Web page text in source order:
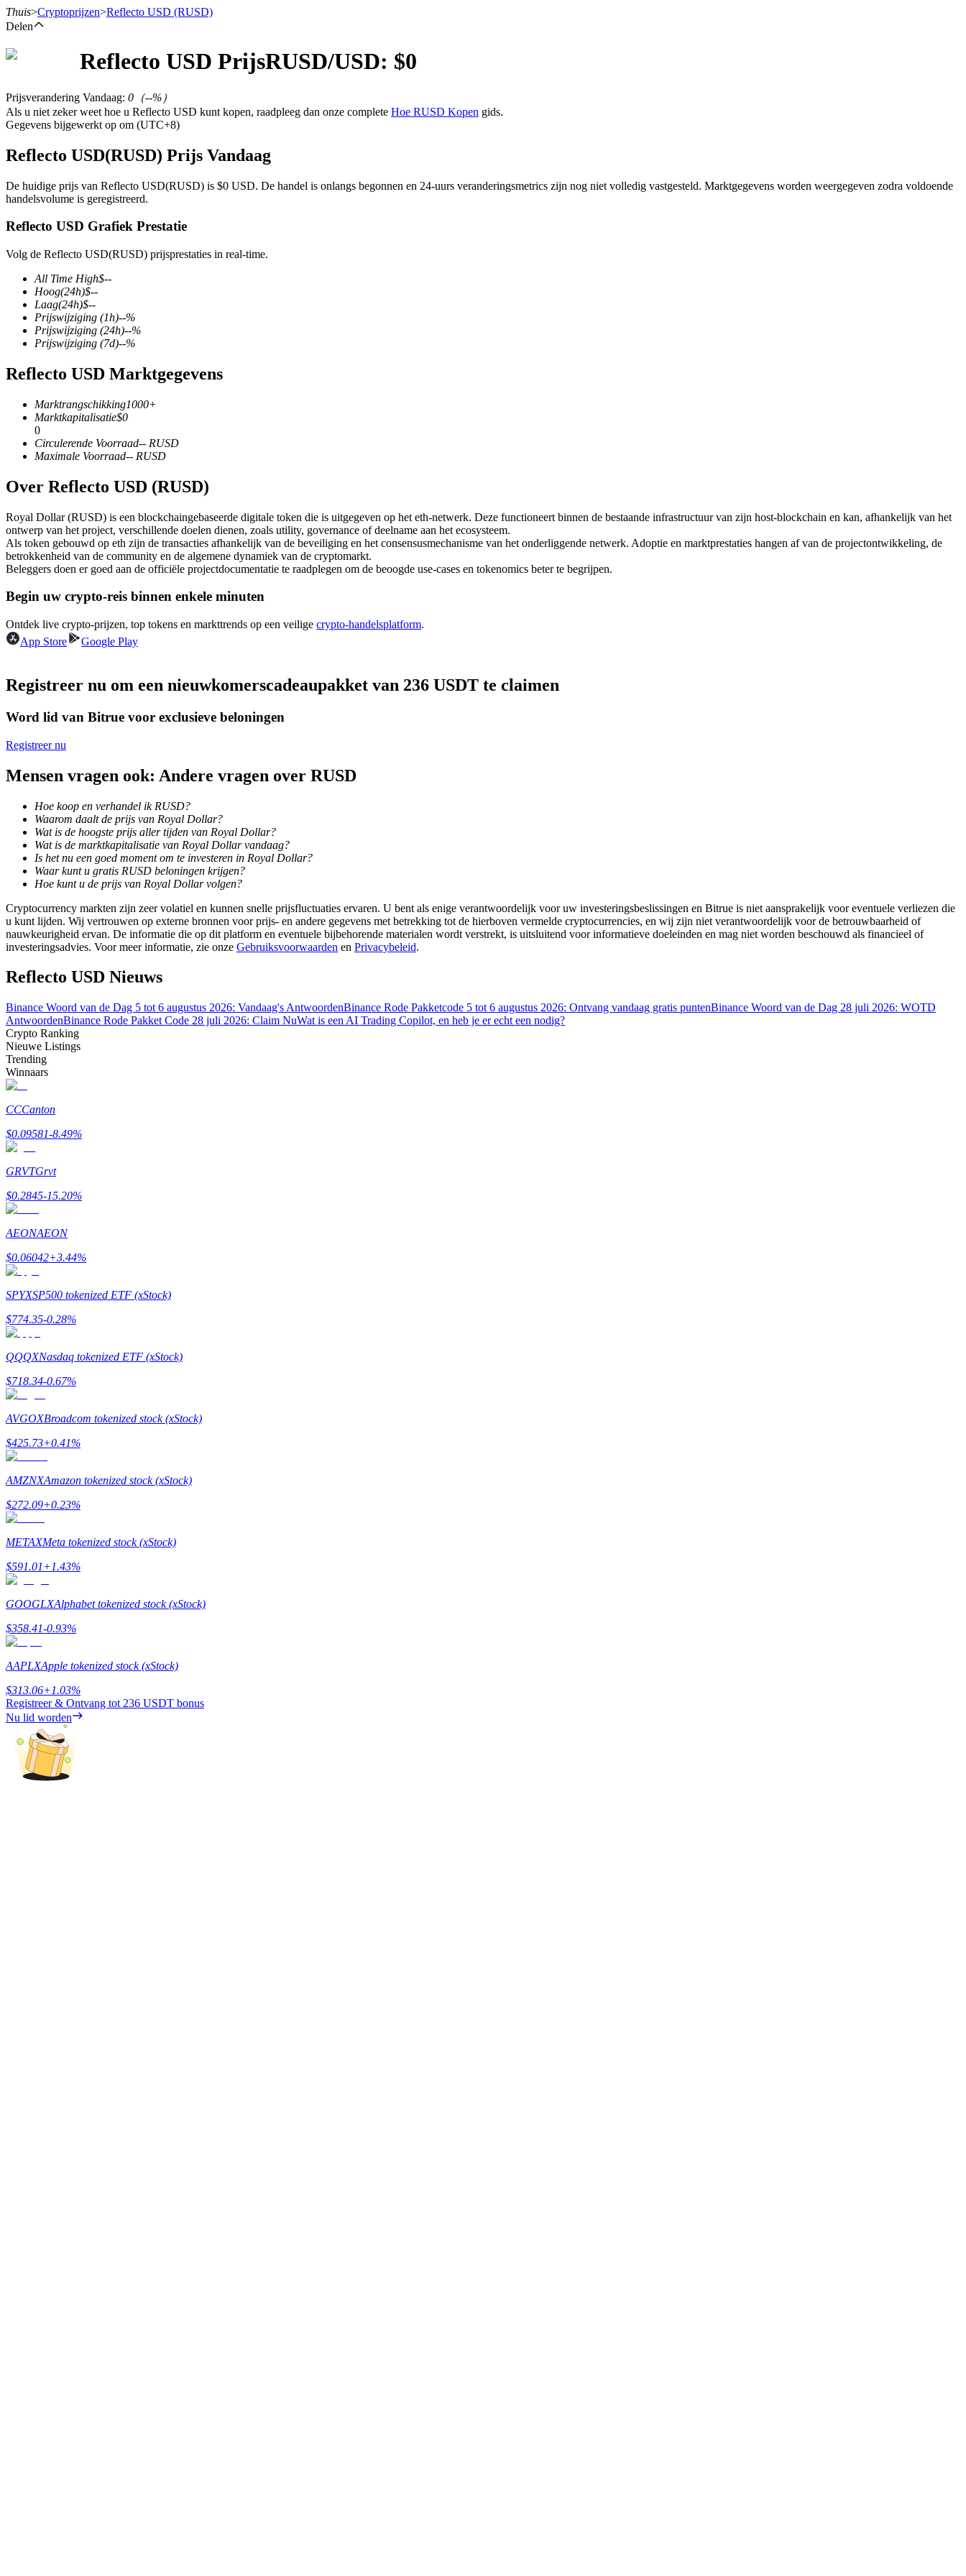
Termijncontracten
Cryptocurrency-futures
TradFi
Derivaten voor aandelen, forex, edelmetalen en grondstoffen
USDC-futures
Kopiëren Handel
Sluit je aan bij top traders
Word een Copy Trader
Geniet van winstdeling en copy trading commissies
Big data-analyse inclusief handelsinformatie, enz.
Gids
Verdienen
Thuis>Cryptoprijzen>Reflecto USD (RUSD)
Delen
Reflecto USD PrijsRUSD/USD: $0
Prijsverandering Vandaag: 0 （--%）
Als u niet zeker weet hoe u Reflecto USD kunt kopen, raadpleeg dan onze complete Hoe RUSD Kopen gids.
Gegevens bijgewerkt op om (UTC+8)
Reflecto USD(RUSD) Prijs Vandaag
De huidige prijs van Reflecto USD(RUSD) is $0 USD. De handel is onlangs begonnen en 24-uurs veranderingsmetrics zijn nog niet volledig vastgesteld. Marktgegevens worden weergegeven zodra voldoende
handelsvolume is geregistreerd.
Reflecto USD Grafiek Prestatie
Volg de Reflecto USD(RUSD) prijsprestaties in real-time.
All Time High$--
Hoog(24h)$--
Laag(24h)$--
Prijswijziging (1h)--%
Prijswijziging (24h)--%
Prijswijziging (7d)--%
Reflecto USD Marktgegevens
Marktrangschikking1000+
Marktkapitalisatie$0
0
Circulerende Voorraad-- RUSD
Maximale Voorraad-- RUSD
Over Reflecto USD (RUSD)
Royal Dollar (RUSD) is een blockchaingebaseerde digitale token die is uitgegeven op het eth-netwerk. Deze functioneert binnen de bestaande infrastructuur van zijn host-blockchain en kan, afhankelijk van het
ontwerp van het project, verschillende doelen dienen, zoals utility, governance of deelname aan het ecosysteem.
Als token gebouwd op eth zijn de transacties afhankelijk van de beveiliging en het consensusmechanisme van het onderliggende netwerk. Adoptie en marktprestaties hangen af van de projectontwikkeling, de
betrokkenheid van de community en de algemene dynamiek van de cryptomarkt.
Beleggers doen er goed aan de officiële projectdocumentatie te raadplegen om de beoogde use-cases en tokenomics beter te begrijpen.
Begin uw crypto-reis binnen enkele minuten
Ontdek live crypto-prijzen, top tokens en markttrends op een veilige crypto-handelsplatform.
App Store
Google Play
Registreer nu om een nieuwkomerscadeaupakket van 236 USDT te claimen
Word lid van Bitrue voor exclusieve beloningen
Registreer nu
Mensen vragen ook: Andere vragen over RUSD
Hoe koop en verhandel ik RUSD?
Waarom daalt de prijs van Royal Dollar?
Wat is de hoogste prijs aller tijden van Royal Dollar?
Wat is de marktkapitalisatie van Royal Dollar vandaag?
Is het nu een goed moment om te investeren in Royal Dollar?
Waar kunt u gratis RUSD beloningen krijgen?
Hoe kunt u de prijs van Royal Dollar volgen?
Cryptocurrency markten zijn zeer volatiel en kunnen snelle prijsfluctuaties ervaren. U bent als enige verantwoordelijk voor uw investeringsbeslissingen en Bitrue is niet aansprakelijk voor eventuele verliezen die
u kunt lijden. Wij vertrouwen op externe bronnen voor prijs- en andere gegevens met betrekking tot de hierboven vermelde cryptocurrencies, en wij zijn niet verantwoordelijk voor de betrouwbaarheid of
nauwkeurigheid ervan. De informatie die op dit platform en eventuele bijbehorende materialen wordt verstrekt, is uitsluitend voor informatieve doeleinden en mag niet worden beschouwd als financieel of
investeringsadvies. Voor meer informatie, zie onze Gebruiksvoorwaarden en Privacybeleid.
Reflecto USD Nieuws
Binance Woord van de Dag 5 tot 6 augustus 2026: Vandaag's AntwoordenBinance Rode Pakketcode 5 tot 6 augustus 2026: Ontvang vandaag gratis puntenBinance Woord van de Dag 28 juli 2026: WOTD
AntwoordenBinance Rode Pakket Code 28 juli 2026: Claim NuWat is een AI Trading Copilot, en heb je er echt een nodig?
Crypto Ranking
Nieuwe Listings
Trending
Winnaars
CCCanton
$0.09581-8.49%
GRVTGrvt
$0.2845-15.20%
AEONAEON
$0.06042+3.44%
SPYXSP500 tokenized ETF (xStock)
$774.35-0.28%
QQQXNasdaq tokenized ETF (xStock)
$718.34-0.67%
AVGOXBroadcom tokenized stock (xStock)
$425.73+0.41%
AMZNXAmazon tokenized stock (xStock)
$272.09+0.23%
METAXMeta tokenized stock (xStock)
$591.01+1.43%
GOOGLXAlphabet tokenized stock (xStock)
$358.41-0.93%
AAPLXApple tokenized stock (xStock)
$313.06+1.03%
Registreer & Ontvang tot 236 USDT bonus
Nu lid worden